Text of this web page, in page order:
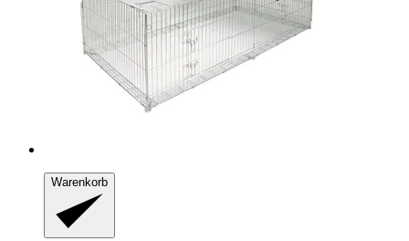
Warenkorb